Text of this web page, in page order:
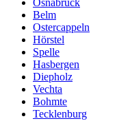
Belm
Ostercappeln
Hörstel
Spelle
Hasbergen
Diepholz
Vechta
Bohmte
Tecklenburg